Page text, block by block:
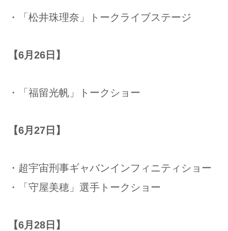
・「松井珠理奈」トークライブステージ
【6月26日】
・「福留光帆」トークショー
【6月27日】
・超宇宙刑事ギャバンインフィニティショー
・「守屋美穂」選手トークショー
【6月28日】